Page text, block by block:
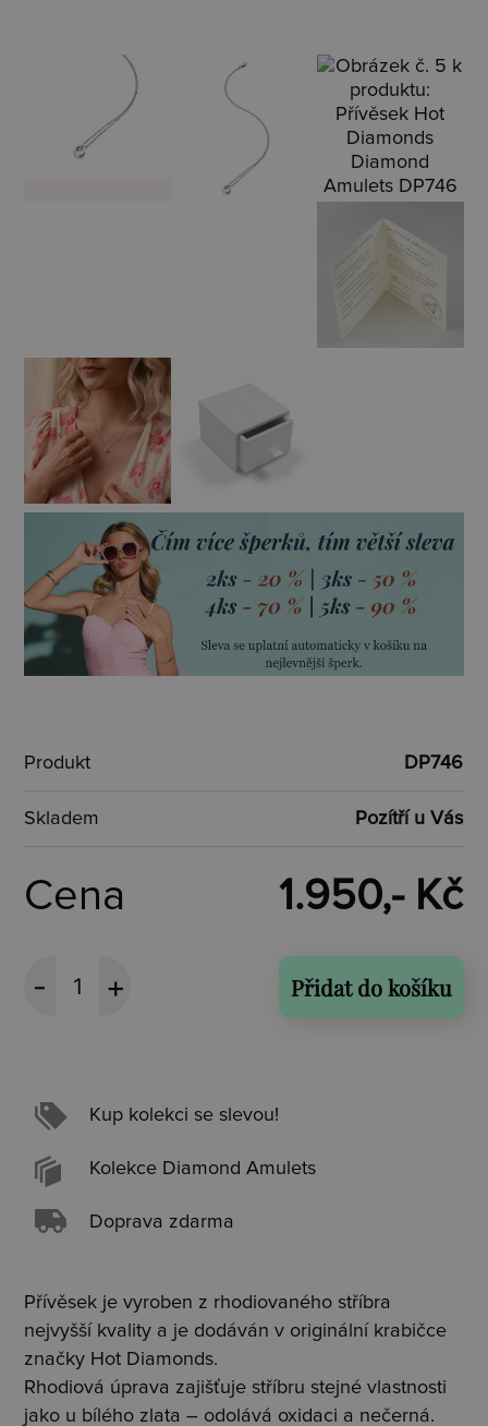
Produkt DP746
Skladem Pozítří u Vás
Cena 1.950,- Kč
Přidat do košíku
Kup kolekci se slevou!
Kolekce Diamond Amulets
Doprava zdarma
Přívěsek je vyroben z rhodiovaného stříbra
nejvyšší kvality a je dodáván v originální krabičce
značky Hot Diamonds.
Rhodiová úprava zajišťuje stříbru stejné vlastnosti
jako u bílého zlata – odolává oxidaci a nečerná.